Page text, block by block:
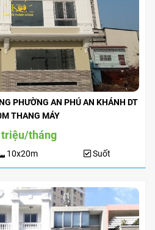
PHƯỜNG AN PHÚ AN KHÁNH DT
THANG MÁY
triệu/tháng
10x20m Suốt